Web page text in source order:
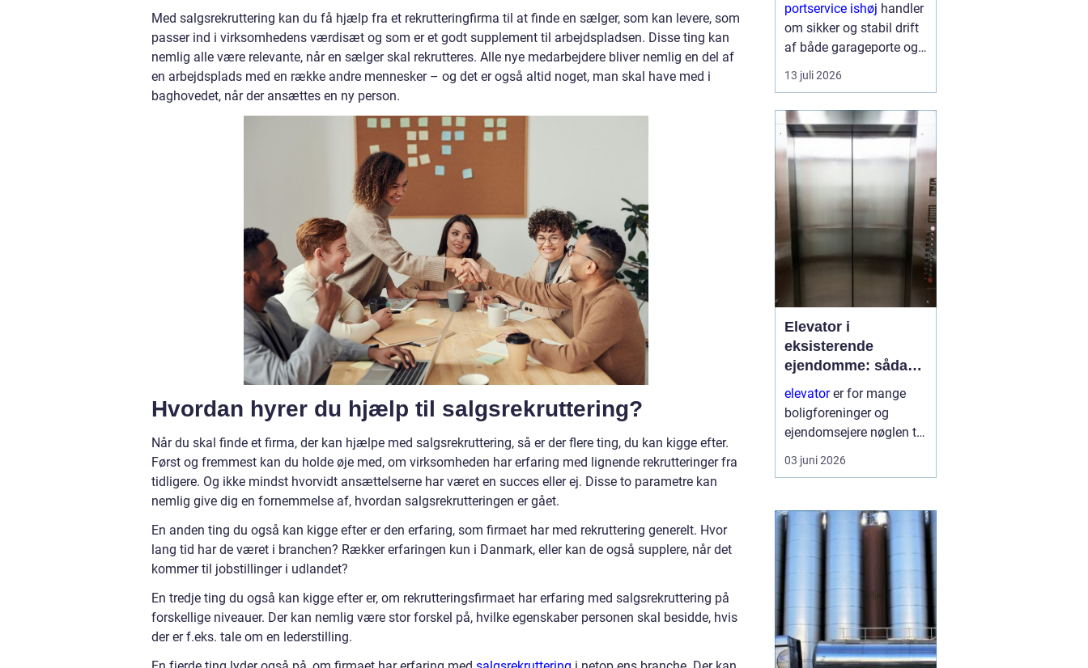
Med salgsrekruttering kan du få hjælp fra et rekrutteringfirma til at finde en sælger, som kan levere, som
passer ind i virksomhedens værdisæt og som er et godt supplement til arbejdspladsen. Disse ting kan
nemlig alle være relevante, når en sælger skal rekrutteres. Alle nye medarbejdere bliver nemlig en del af
en arbejdsplads med en række andre mennesker – og det er også altid noget, man skal have med i
baghovedet, når der ansættes en ny person.
Hvordan hyrer du hjælp til salgsrekruttering?
Når du skal finde et firma, der kan hjælpe med salgsrekruttering, så er der flere ting, du kan kigge efter.
Først og fremmest kan du holde øje med, om virksomheden har erfaring med lignende rekrutteringer fra
tidligere. Og ikke mindst hvorvidt ansættelserne har været en succes eller ej. Disse to parametre kan
nemlig give dig en fornemmelse af, hvordan salgsrekrutteringen er gået.
En anden ting du også kan kigge efter er den erfaring, som firmaet har med rekruttering generelt. Hvor
lang tid har de været i branchen? Rækker erfaringen kun i Danmark, eller kan de også supplere, når det
kommer til jobstillinger i udlandet?
En tredje ting du også kan kigge efter er, om rekrutteringsfirmaet har erfaring med salgsrekruttering på
forskellige niveauer. Der kan nemlig være stor forskel på, hvilke egenskaber personen skal besidde, hvis
der er f.eks. tale om en lederstilling.
portservice ishøj handler
om sikker og stabil drift
af både garageporte og
industriporte i området
omkring ishøj. Når en
optimalt, giver d...
13 juli 2026
Elevator i
eksisterende
ejendomme: sådan
skaber du
tilgængelighed og
merværdi
elevatorer for mange
boligforeninger og
ejendomsejere nøglen til
både bedre
tilgængelighed og en
ejendomsværdi. Når en
ældre opgang får
instal...
03 juni 2026